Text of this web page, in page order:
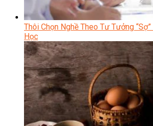
Thôi Chọn Nghề Theo Tư Tưởng
Học